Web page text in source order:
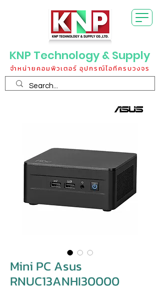
KNP Technology & Supply
จำหน่ายคอมพิวเตอร์ อุปกรณ์ไอทีครบวงจร
Mini PC Asus
RNUC13ANHI30000